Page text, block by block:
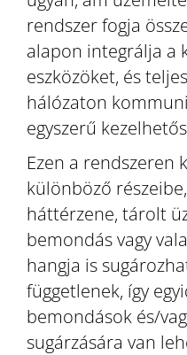
rendszer fogja
alapon integrálja a
eszközöket, és
hálózaton
egyszerű
Ezen a rendszeren
különböző
háttérzene, tárolt
bemondás vagy
hangja is
függetlenek, így
bemondások és/
sugárzására van